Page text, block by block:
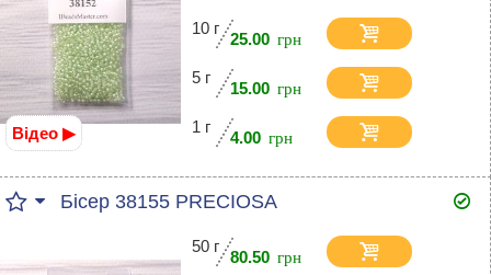
Відео ▶
10 г
25.00
5 г
15.00
1 г
4.00
Бісер 38155 PRECIOSA
50 г
80.50